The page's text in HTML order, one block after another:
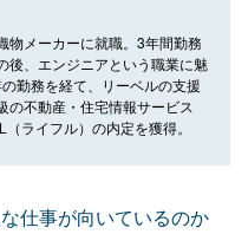
物メーカーに就職。3年間勤務
後、エンジニアという職業に魅
勤務を経て、リーベルの支援
の不動産・住宅情報サービス
ライフル）の内定を獲得。
仕事が向いているのか